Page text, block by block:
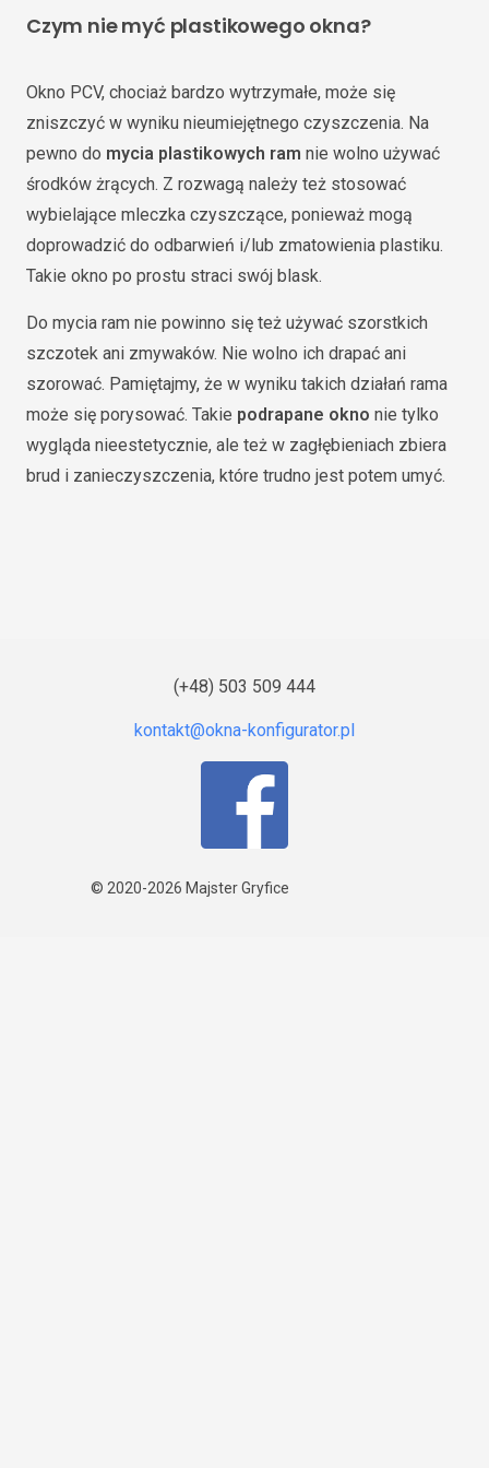
Czym nie myć plastikowego okna?
Okno PCV, chociaż bardzo wytrzymałe, może się
zniszczyć w wyniku nieumiejętnego czyszczenia. Na
pewno do mycia plastikowych ram nie wolno używać
środków żrących. Z rozwagą należy też stosować
wybielające mleczka czyszczące, ponieważ mogą
doprowadzić do odbarwień i/lub zmatowienia plastiku.
Takie okno po prostu straci swój blask.
Do mycia ram nie powinno się też używać szorstkich
szczotek ani zmywaków. Nie wolno ich drapać ani
szorować. Pamiętajmy, że w wyniku takich działań rama
może się porysować. Takie podrapane okno nie tylko
wygląda nieestetycznie, ale też w zagłębieniach zbiera
brud i zanieczyszczenia, które trudno jest potem umyć.
(+48) 503 509 444
© 2020-2026 Majster Gryfice